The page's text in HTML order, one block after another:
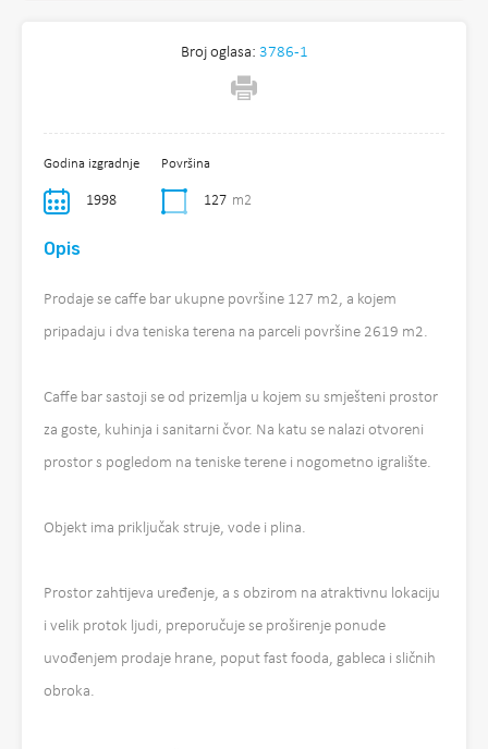
Broj oglasa: 3786-1
Godina izgradnje
1998
Površina
127 m2
Opis
Prodaje se caffe bar ukupne površine 127 m2, a kojem
pripadaju i dva teniska terena na parceli površine 2619 m2.
Caffe bar sastoji se od prizemlja u kojem su smješteni prostor
za goste, kuhinja i sanitarni čvor. Na katu se nalazi otvoreni
prostor s pogledom na teniske terene i nogometno igralište.
Objekt ima priključak struje, vode i plina.
Prostor zahtijeva uređenje, a s obzirom na atraktivnu lokaciju
i velik protok ljudi, preporučuje se proširenje ponude
uvođenjem prodaje hrane, poput fast fooda, gableca i sličnih
obroka.